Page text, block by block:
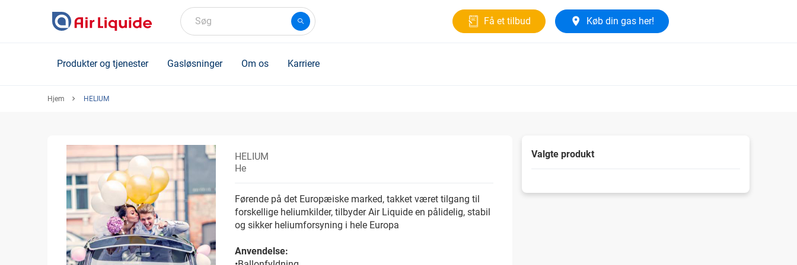
Søg Få et tilbud Køb din gas her!
Produkter og tjenester Gasløsninger Om os Karriere
Hjem HELIUM
HELIUM
He
Førende på det Europæiske marked, takket været tilgang til
forskellige heliumkilder, tilbyder Air Liquide en pålidelig, stabil
og sikker heliumforsyning i hele Europa
Anvendelse:
Valgte produkt